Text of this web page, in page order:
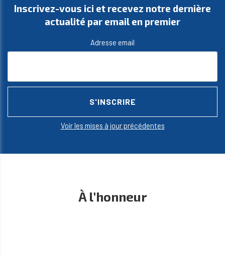
Inscrivez-vous ici et recevez notre dernière
actualité par email en premier
Adresse email
Voir les mises à jour précédentes
À l'honneur